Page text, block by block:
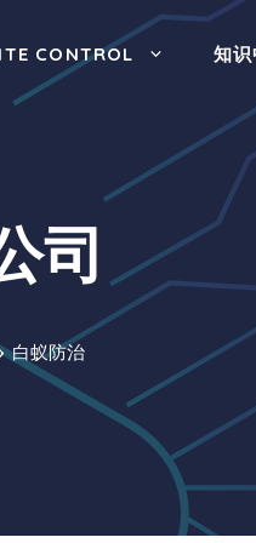
CONTROL 知
司
白蚁防治